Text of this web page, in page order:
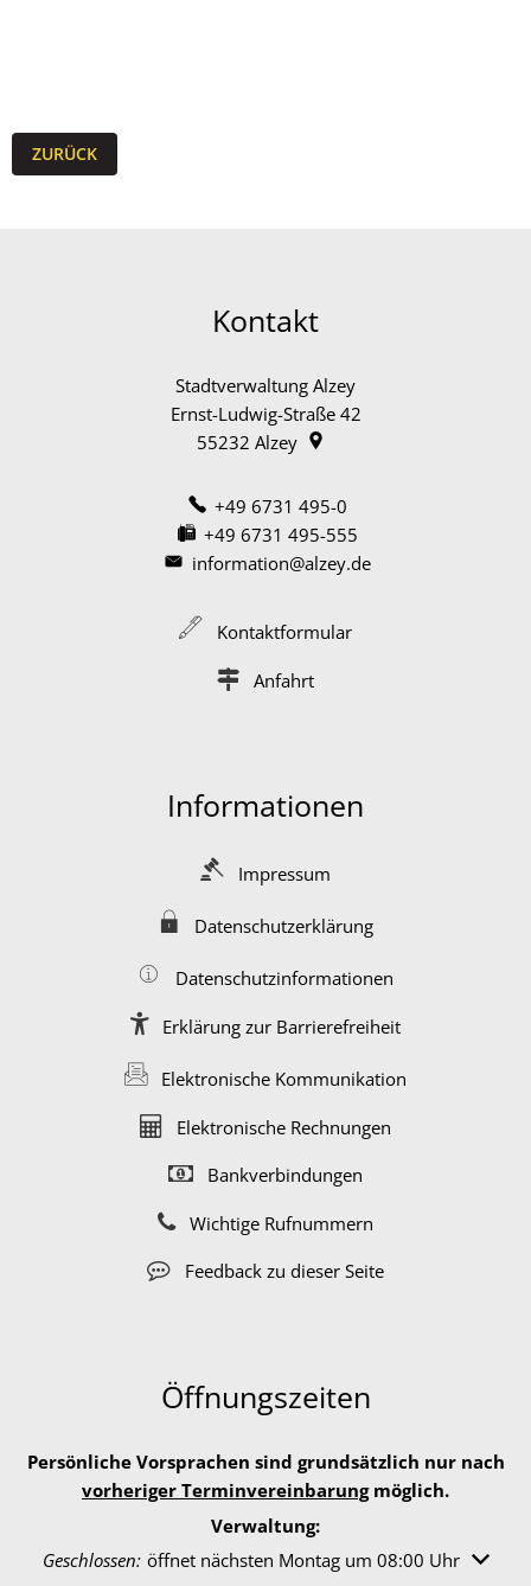
ZURÜCK
Kontakt
Stadtverwaltung Alzey
Ernst-Ludwig-Straße 42
55232 Alzey
+49 6731 495-0
+49 6731 495-555
information@alzey.de
Kontaktformular
Anfahrt
Informationen
Impressum
Datenschutzerklärung
Datenschutzinformationen
Erklärung zur Barrierefreiheit
Elektronische Kommunikation
Elektronische Rechnungen
Bankverbindungen
Wichtige Rufnummern
Feedback zu dieser Seite
Öffnungszeiten
Persönliche Vorsprachen sind grundsätzlich nur nach
vorheriger Terminvereinbarungmöglich.
Verwaltung:
Klicken, um weitere Öffnungs- oder Schließzeiten
Geschlossen: öffnet nächsten Montag um 08:00 Uhr